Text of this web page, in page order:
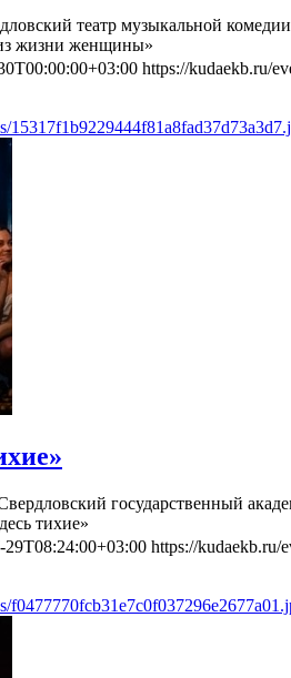
театр музыкальной комедии
жизни женщины»
https://kudaekb.ru/
государственный
тихие»
29T08:24:00+03:00 https://kudaekb.ru/